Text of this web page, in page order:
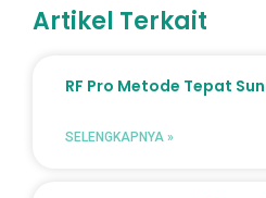
Artikel Terkait
RF Pro Metode Tepat
SELENGKAPNYA »